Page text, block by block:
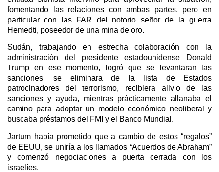
fomentando las relaciones con ambas partes, pero en
particular con las FAR del notorio señor de la guerra
Hemedti, poseedor de una mina de oro.
Sudán, trabajando en estrecha colaboración con la
administración del presidente estadounidense Donald
Trump en ese momento, logró que se levantaran las
sanciones, se eliminara de la lista de Estados
patrocinadores del terrorismo, recibiera alivio de las
sanciones y ayuda, mientras prácticamente allanaba el
camino para adoptar un modelo económico neoliberal y
buscaba préstamos del FMI y el Banco Mundial.
Jartum había prometido que a cambio de estos “regalos”
de EEUU, se uniría a los llamados “Acuerdos de Abraham”
y comenzó negociaciones a puerta cerrada con los
israelíes.